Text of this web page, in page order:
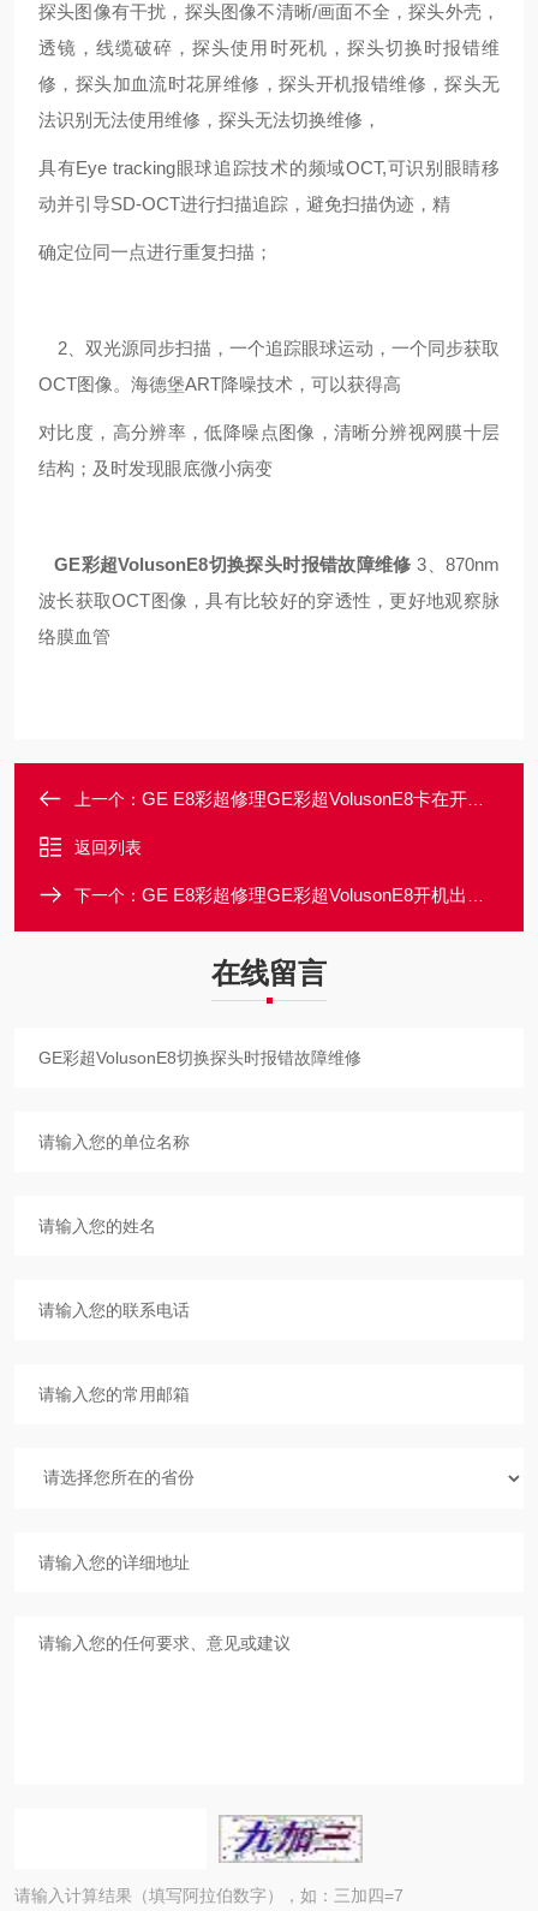
探头图像有干扰，探头图像不清晰/画面不全，探头外壳，
透镜，线缆破碎，探头使用时死机，探头切换时报错维
修，探头加血流时花屏维修，探头开机报错维修，探头无
法识别无法使用维修，探头无法切换维修，
具有Eye tracking眼球追踪技术的频域OCT,可识别眼睛移
动并引导SD-OCT进行扫描追踪，避免扫描伪迹，精
确定位同一点进行重复扫描；
2、双光源同步扫描，一个追踪眼球运动，一个同步获取
OCT图像。海德堡ART降噪技术，可以获得高
对比度，高分辨率，低降噪点图像，清晰分辨视网膜十层
结构； 及时发现眼底微小病变
GE彩超VolusonE8切换探头时报错故障维修 3、870nm
波长获取OCT图像，具有比较好的穿透性，更好地观察脉
络膜血管
上一个： GE E8彩超修理GE彩超VolusonE8卡在开机画面死机不动维修
返回列表
下一个： GE E8彩超修理GE彩超VolusonE8开机出现报错无法使用维修
在线留言
请输入计算结果（填写阿拉伯数字），如：三加四=7